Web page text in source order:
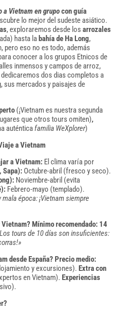
Vietnam en grupocon guía
lo mejor del sudeste asiático.
, exploraremos desde los arrozales
hasta la bahía de Ha Long,
pero eso no es todo, además
conocer a los grupos Etnicos de
inmensos y campos de arroz,
dos dias completos a
sus mercados y paisajes de
(¡Vietnam es nuestra segunda
que otros tours omiten),
auténticafamilia WeXplorer)
a Vietnam
a Vietnam: El clima varía por
Sapa): Octubre-abril (fresco y seco).
Noviembre-abril (evita
Febrero-mayo (templado).
época: ¡Vietnam siempre
Mínimo recomendado: 14
tours de 10 días son insuficientes:
desde España? Precio medio:
y excursiones). Extra con
en Vietnam). Experiencias